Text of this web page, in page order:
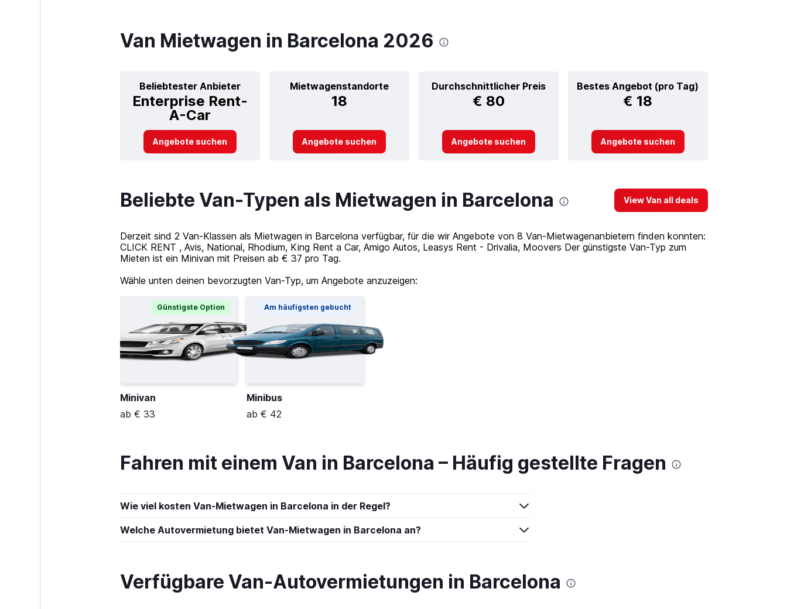
Van Mietwagen in Barcelona 2026
Beliebtester Anbieter
Enterprise Rent-
A-Car
Mietwagenstandorte
18
Durchschnittlicher Preis
€ 80
Bestes Angebot (pro Tag)
€ 18
Angebote suchen Angebote suchen Angebote suchen Angebote suchen
Beliebte Van-Typen als Mietwagen in Barcelona View Van all deals
Derzeit sind 2 Van-Klassen als Mietwagen in Barcelona verfügbar, für die wir Angebote von 8 Van-Mietwagenanbietern finden konnten:
CLICK RENT , Avis, National, Rhodium, King Rent a Car, Amigo Autos, Leasys Rent - Drivalia, Moovers Der günstigste Van-Typ zum
Mieten ist ein Minivan mit Preisen ab € 37 pro Tag.
Wähle unten deinen bevorzugten Van-Typ, um Angebote anzuzeigen:
Günstigste Option
Minivan
ab € 33
Am häufigsten gebucht
Minibus
ab € 42
Fahren mit einem Van in Barcelona – Häufig gestellte Fragen
Wie viel kosten Van-Mietwagen in Barcelona in der Regel?
Welche Autovermietung bietet Van-Mietwagen in Barcelona an?
Verfügbare Van-Autovermietungen in Barcelona